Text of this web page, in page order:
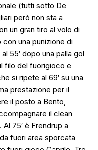
(tutti sotto De
però non sta a
un gran tiro al volo di
con una punizione di
55′ dopo una palla gol
filo del fuorigioco e
si ripete al 69′ su una
prestazione per il
il posto a Bento,
il clean
75′ è Frendrup a
fuori area sporcata